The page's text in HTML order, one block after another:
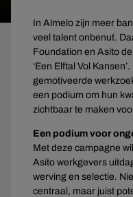
In Almelo zijn meer
veel talent onbenut.
Foundation en Asito
‘Een Elftal Vol
gemotiveerde
een podium om hun
zichtbaar te maken
Een podium voor
Met deze campagne
Asito werkgevers
werving en selectie.
centraal, maar juist